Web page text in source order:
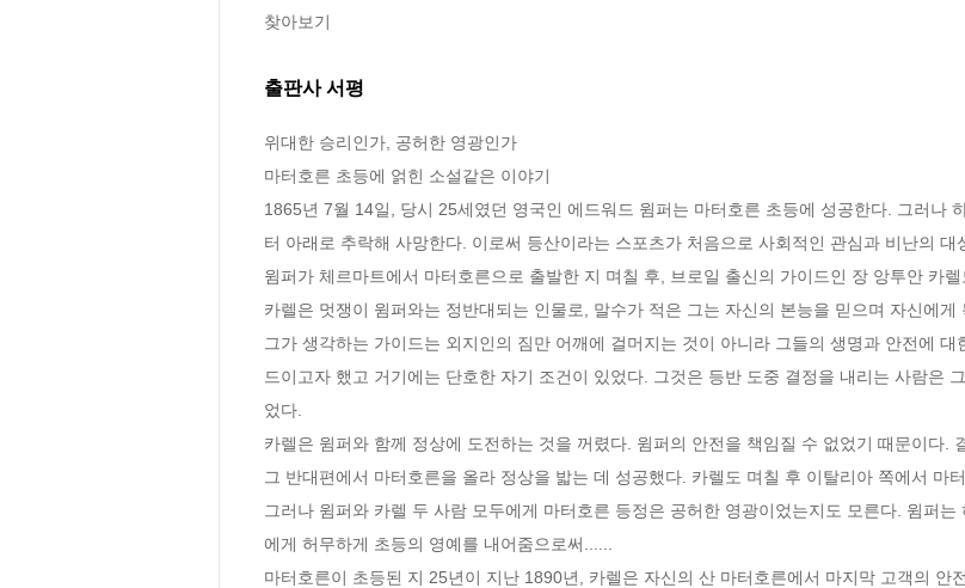
찾아보기
출판사 서평
위대한 승리인가, 공허한 영광인가
마터호른 초등에 얽힌 소설같은 이야기
1865년 7월 14일, 당시 25세였던 영국인 에드워드 윔퍼는 마터호른 초등에 성공한다. 그러나
터 아래로 추락해 사망한다. 이로써 등산이라는 스포츠가 처음으로 사회적인 관심과 비난의 대
윔퍼가 체르마트에서 마터호른으로 출발한 지 며칠 후, 브로일 출신의 가이드인 장 앙투안 카
카렐은 멋쟁이 윔퍼와는 정반대되는 인물로, 말수가 적은 그는 자신의 본능을 믿으며 자신에
그가 생각하는 가이드는 외지인의 짐만 어깨에 걸머지는 것이 아니라 그들의 생명과 안전에
드이고자 했고 거기에는 단호한 자기 조건이 있었다. 그것은 등반 도중 결정을 내리는 사람은
었다.
카렐은 윔퍼와 함께 정상에 도전하는 것을 꺼렸다. 윔퍼의 안전을 책임질 수 없었기 때문이다.
그 반대편에서 마터호른을 올라 정상을 밟는 데 성공했다. 카렐도 며칠 후 이탈리아 쪽에서 마
그러나 윔퍼와 카렐 두 사람 모두에게 마터호른 등정은 공허한 영광이었는지도 모른다. 윔퍼
에게 허무하게 초등의 영예를 내어줌으로써......
마터호른이 초등된 지 25년이 지난 1890년, 카렐은 자신의 산 마터호른에서 마지막 고객의 안